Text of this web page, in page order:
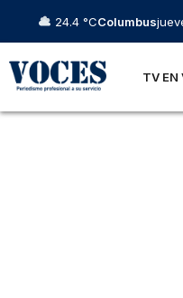
24.4 °CColumbus
TV EN